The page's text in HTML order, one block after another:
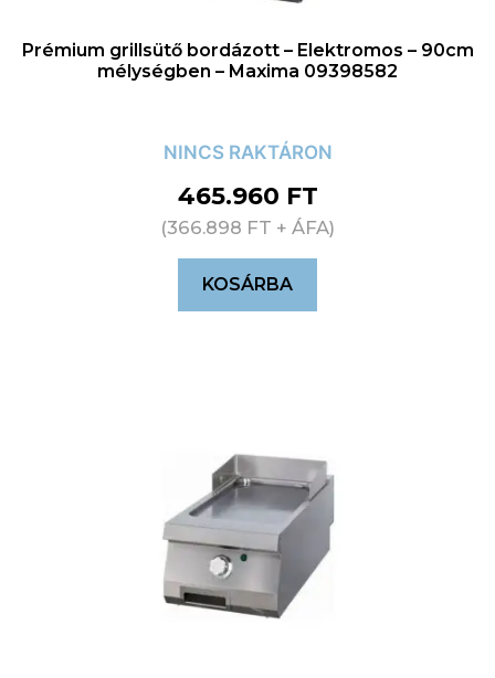
Prémium grillsütő bordázott – Elektromos – 90cm
mélységben – Maxima 09398582
NINCS RAKTÁRON
465.960 FT
(366.898 FT + ÁFA)
KOSÁRBA